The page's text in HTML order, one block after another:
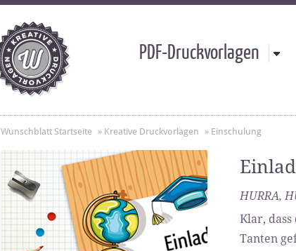
PDF-Druckvorlagen
Wunschblatt Startseite » Kreative Druckvorlagen » Einschulung
HURRA,
Klar,
Tanten